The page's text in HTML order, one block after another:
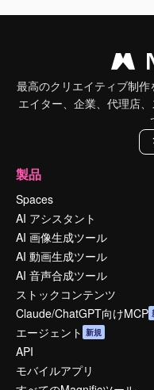
最高のクリエイティブ制
エイター、企業、代理店
製品
Spaces
AI アシスタント
AI 画像生成ツール
AI 動画生成ツール
AI 音声合成ツール
ストックコンテンツ
Claude/ChatGPT向けMCP
エージェント 新規
API
モバイルアプリ